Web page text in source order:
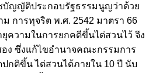
บัญญัติประกอบรัฐธรรมนูญว่าด้วย
การทุจริต พ.ศ. 2542 มาตรา 66
ความในการยกคดีขึ้นไต่สวนไว้ จึง
อง ซึ่งแก้ไขอํานาจคณะกรรมการ
กติขึ้น ไต่สวนได้ภายใน 10 ปี นับ